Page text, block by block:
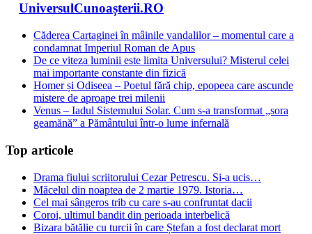
UniversulCunoașterii.RO
Căderea Cartaginei în mâinile vandalilor – momentul care a
condamnat Imperiul Roman de Apus
De ce viteza luminii este limita Universului? Misterul celei
mai importante constante din fizică
Homer și Odiseea – Poetul fără chip, epopeea care ascunde
mistere de aproape trei milenii
Venus – Iadul Sistemului Solar. Cum s-a transformat „sora
geamănă” a Pământului într-o lume infernală
Top articole
Drama fiului scriitorului Cezar Petrescu. Si-a ucis…
Măcelul din noaptea de 2 martie 1979. Istoria…
Cel mai sângeros trib cu care s-au confruntat dacii
Coroi, ultimul bandit din perioada interbelică
Bizara bătălie cu turcii în care Ștefan a fost declarat mort